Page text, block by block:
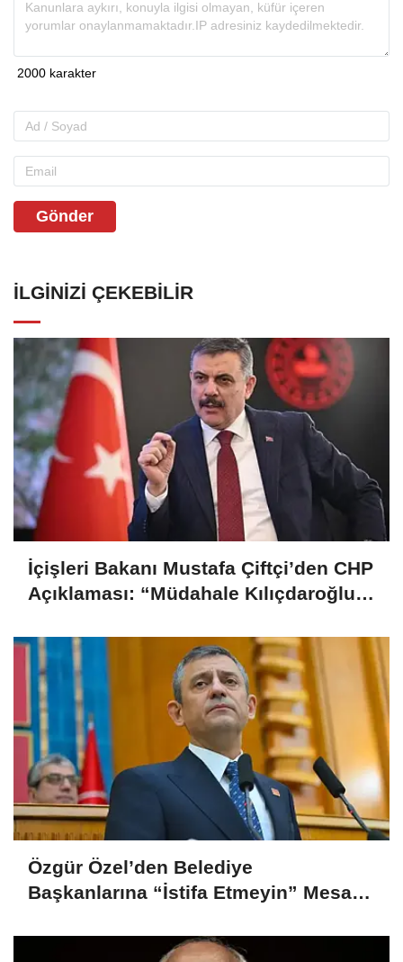
Gönder
İLGINIZI ÇEKEBILIR
İçişleri Bakanı Mustafa Çiftçi’den CHP
Açıklaması: “Müdahale Kılıçdaroğlu
Özgür Özel’den Belediye
Başkanlarına “İstifa Etmeyin” Mesajı: